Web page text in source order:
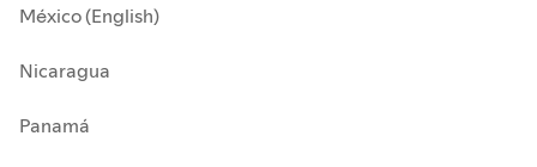
México (English)
Nicaragua
Panamá